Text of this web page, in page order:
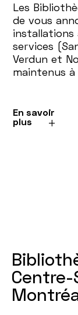
Les
de vous
installations
services
Verdun et
maintenus
En savoir
plus
Centre-